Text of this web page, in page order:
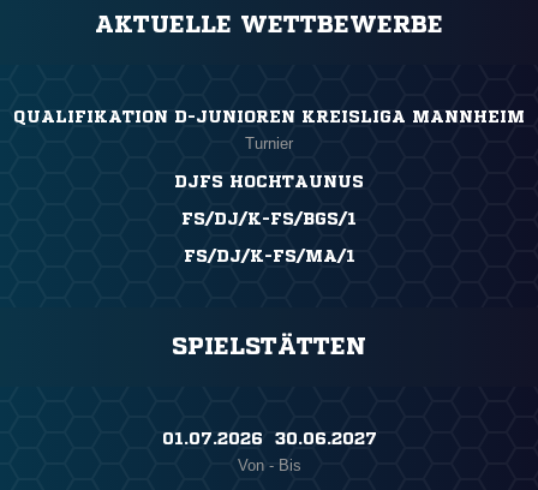
AKTUELLE WETTBEWERBE
QUALIFIKATION D-JUNIOREN KREISLIGA MANNHEIM
Turnier
DJFS HOCHTAUNUS
FS/DJ/K-FS/BGS/1
FS/DJ/K-FS/MA/1
SPIELSTÄTTEN
01.07.2026 ​ 30.06.2027
Von - Bis